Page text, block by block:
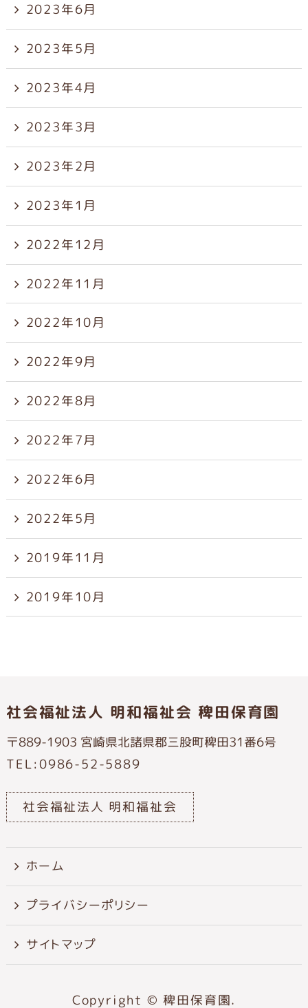
2023年6月
2023年5月
2023年4月
2023年3月
2023年2月
2023年1月
2022年12月
2022年11月
2022年10月
2022年9月
2022年8月
2022年7月
2022年6月
2022年5月
2019年11月
2019年10月
社会福祉法人 明和福祉会 稗田保育園
〒889-1903 宮崎県北諸県郡三股町稗田31番6号
TEL:0986-52-5889
社会福祉法人 明和福祉会
ホーム
プライバシーポリシー
サイトマップ
Copyright © 稗田保育園.